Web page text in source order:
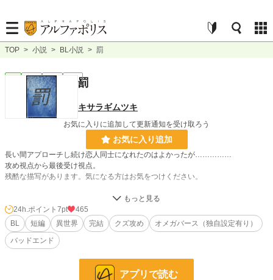
TOP > 小説 > BL小説 > 罰
完結 短編 罰
キサラギムツキ
お気に入りに追加して更新通知を受け取ろう
お気に入り追加
長い間アプローチし続け恋人同士になれたのはよかったが……………
攻め視点から最後受け視点。
残酷な描写があります。気になる方はお気をつけください。
38,555 位 / 228,882 件
BL 10,559 位 / 31,447 件
お気に入り 75
24h.ポイント 7pt
465
BL
短編 異世界 完結 クズ攻め
オメガバース（独自設定有り）
バッドエンド
アプリで読む